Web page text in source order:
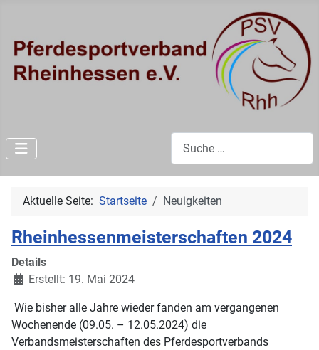
Aktuelle Seite: Startseite Neuigkeiten
Rheinhessenmeisterschaften 2024
Details
Erstellt: 19. Mai 2024
Wie bisher alle Jahre wieder fanden am vergangenen
Wochenende (09.05. – 12.05.2024) die
Verbandsmeisterschaften des Pferdesportverbands